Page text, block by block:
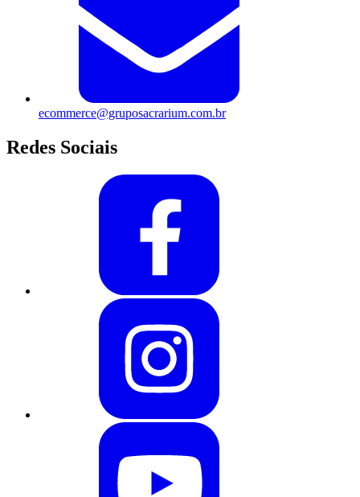
ecommerce@gruposacrarium.com.br
Redes Sociais